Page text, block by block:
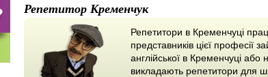
Репетитор Кременчук
Репетитори в Кременчуці
представників цієї
англійської в Кременчуці або
викладають репетитори для